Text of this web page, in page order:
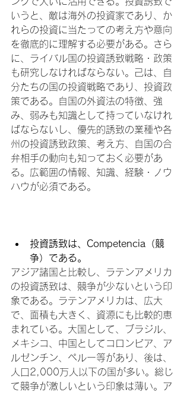
いうと、敵は海外の投資家であり、か
れらの投資に当たっての考え方や意向
を徹底的に理解する必要がある。さら
に、ライバル国の投資誘致戦略・政策
も研究しなければならない。己は、自
分たちの国の投資戦略であり、投資政
策である。自国の外資法の特徴、強
み、弱みも知識として持っていなけれ
ばならないし、優先的誘致の業種や各
州の投資誘致政策、考え方、自国の合
弁相手の動向も知っておく必要があ
る。広範囲の情報、知識、経験・ノウ
ハウが必須である。
投資誘致は、Competencia（競
争）である。
アジア諸国と比較し、ラテンアメリカ
の投資誘致は、競争が少ないという印
象である。ラテンアメリカは、広大
で、面積も大きく、資源にも比較的恵
まれている。大国として、ブラジル、
メキシコ、中国としてコロンビア、ア
ルゼンチン、ペルー等があり、後は、
人口2,000万人以下の国が多い。総じ
て競争が激しいという印象は薄い。ア